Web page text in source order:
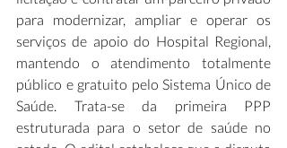
para modernizar, ampliar e operar os
serviços de apoio do Hospital Regional,
mantendo o atendimento totalmente
público e gratuito pelo Sistema Único de
Saúde. Trata-se da primeira PPP
estruturada para o setor de saúde no